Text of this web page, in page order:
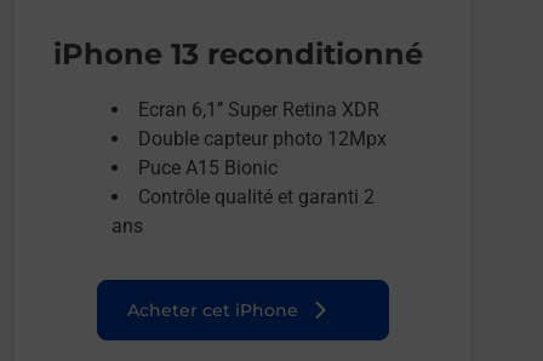
iPhone 13 reconditionné
Ecran 6,1’’ Super Retina XDR
Double capteur photo 12Mpx
Puce A15 Bionic
Contrôle qualité et garanti 2
ans
Acheter cet iPhone